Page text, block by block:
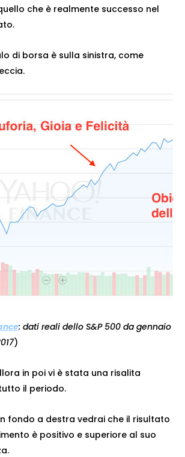
che è realmente successo nel
di borsa è sulla sinistra, come
: dati reali dello S&P 500 da gennaio
)
in poi vi è stata una risalita
il periodo.
fondo a destra vedrai che il risultato
è positivo e superiore al suo